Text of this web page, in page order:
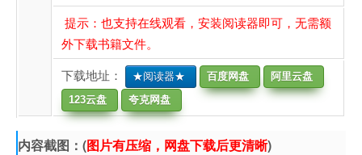
提示：也支持在线观看，安装阅读器即可，无需额
外下载书籍文件。
下载地址：
★阅读器★ 百度网盘
阿里云盘
123云盘
夸克网盘
内容截图：(图片有压缩，网盘下载后更清晰)